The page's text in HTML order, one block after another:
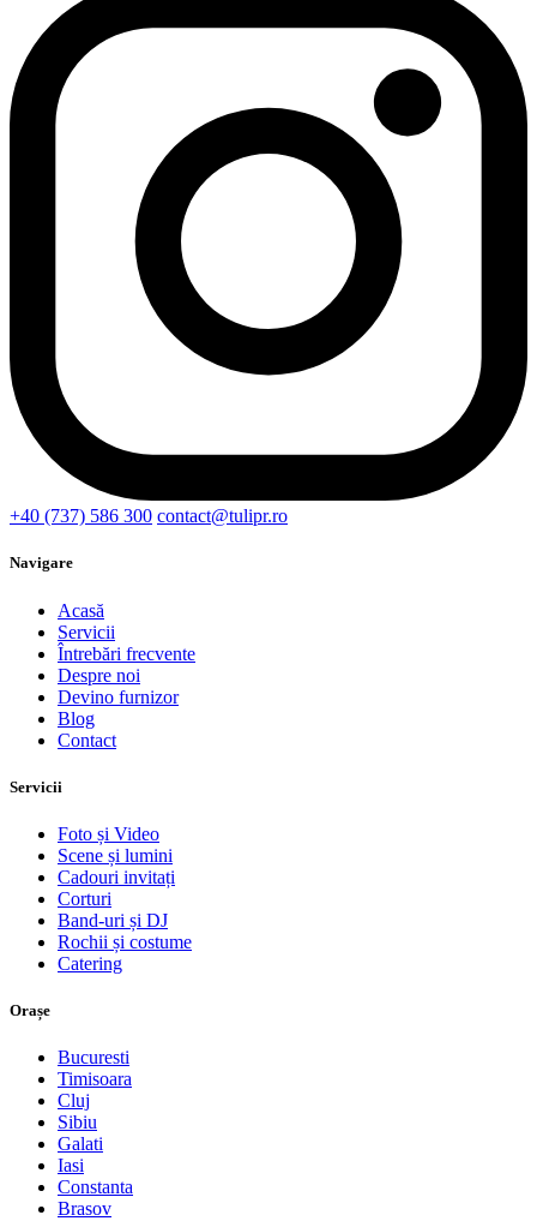
+40 (737) 586 300 contact@tulipr.ro
Navigare
Acasă
Servicii
Întrebări frecvente
Despre noi
Devino furnizor
Blog
Contact
Servicii
Foto și Video
Scene și lumini
Cadouri invitați
Corturi
Band-uri și DJ
Rochii și costume
Catering
Orașe
Bucuresti
Timisoara
Cluj
Sibiu
Galati
Iasi
Constanta
Brasov